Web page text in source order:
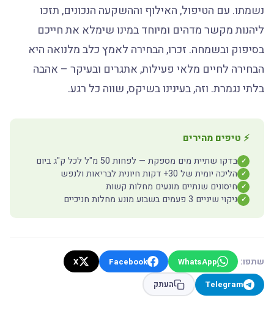
נשמתו. עם הטיפול, האילוף וההשקעה הנכונים, תזכו
ליהנות מקשר מדהים ומיוחד במינו שימלא את חייכם
בסיפוק ובשמחה. זכרו, הבחירה לאמץ כלב מלנואה היא
הבחירה לחיים מלאי פעילות, אתגרים ובעיקר – אהבה
בלתי נגמרת. וזה, בעינינו בשיקס, שווה כל רגע.
⚡ טיפים מהירים
✓ בדקו שתיית מים מספקת — לפחות 50 מ"ל לכל ק"ג ביום
✓ הליכה יומית של 30+ דקות חיונית לבריאות ולנפש
✓ חיסונים שנתיים מונעים מחלות קשות
✓ ניקוי שיניים 3 פעמים בשבוע מונע מחלות חניכיים
שתפו: WhatsApp
Facebook
X
Telegram
העתק